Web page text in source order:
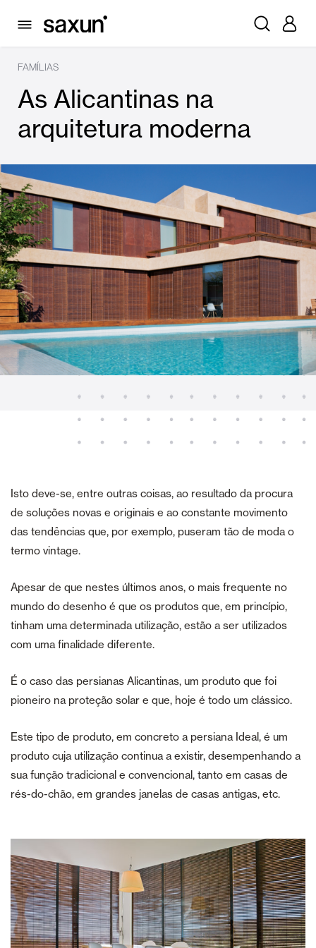
FAMÍLIAS
As Alicantinas na
arquitetura moderna
Isto deve-se, entre outras coisas, ao resultado da procura
de soluções novas e originais e ao constante movimento
das tendências que, por exemplo, puseram tão de moda o
termo vintage.
Apesar de que nestes últimos anos, o mais frequente no
mundo do desenho é que os produtos que, em princípio,
tinham uma determinada utilização, estão a ser utilizados
com uma finalidade diferente.
É o caso das persianas Alicantinas, um produto que foi
pioneiro na proteção solar e que, hoje é todo um clássico.
Este tipo de produto, em concreto a persiana Ideal, é um
produto cuja utilização continua a existir, desempenhando a
sua função tradicional e convencional, tanto em casas de
rés-do-chão, em grandes janelas de casas antigas, etc.